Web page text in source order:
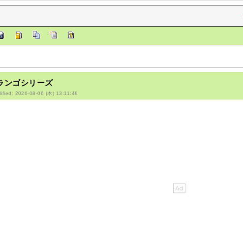
ンゴシリーズ
2026-08-06 (木) 13:11:48